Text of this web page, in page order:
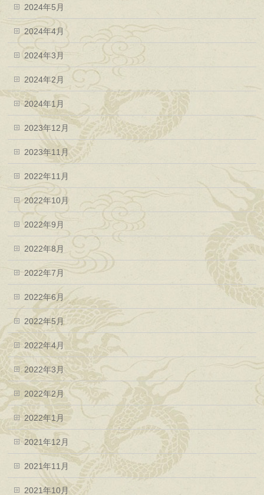
2024年5月
2024年4月
2024年3月
2024年2月
2024年1月
2023年12月
2023年11月
2022年11月
2022年10月
2022年9月
2022年8月
2022年7月
2022年6月
2022年5月
2022年4月
2022年3月
2022年2月
2022年1月
2021年12月
2021年11月
2021年10月